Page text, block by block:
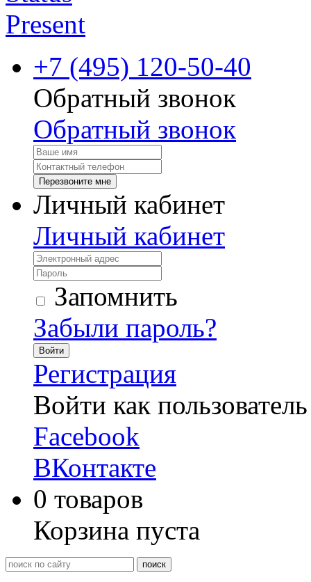
+7 (495) 120-50-40
Обратный звонок
Обратный звонок
Перезвоните мне
Личный кабинет
Личный кабинет
Запомнить
Забыли пароль?
Войти
Регистрация
Войти как пользователь
Facebook
ВКонтакте
0 товаров
Корзина пуста